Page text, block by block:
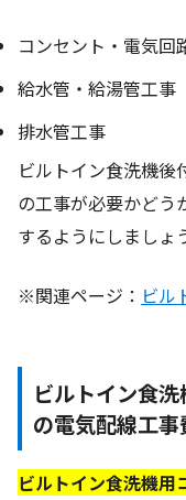
コンセント・電気回
給水管・給湯管工事
排水管工事
ビルトイン食洗機
の工事が必要かどう
するようにしましょ
※関連ページ： ビル
ビルトイン食
の電気配線工事
ビルトイン食洗機用